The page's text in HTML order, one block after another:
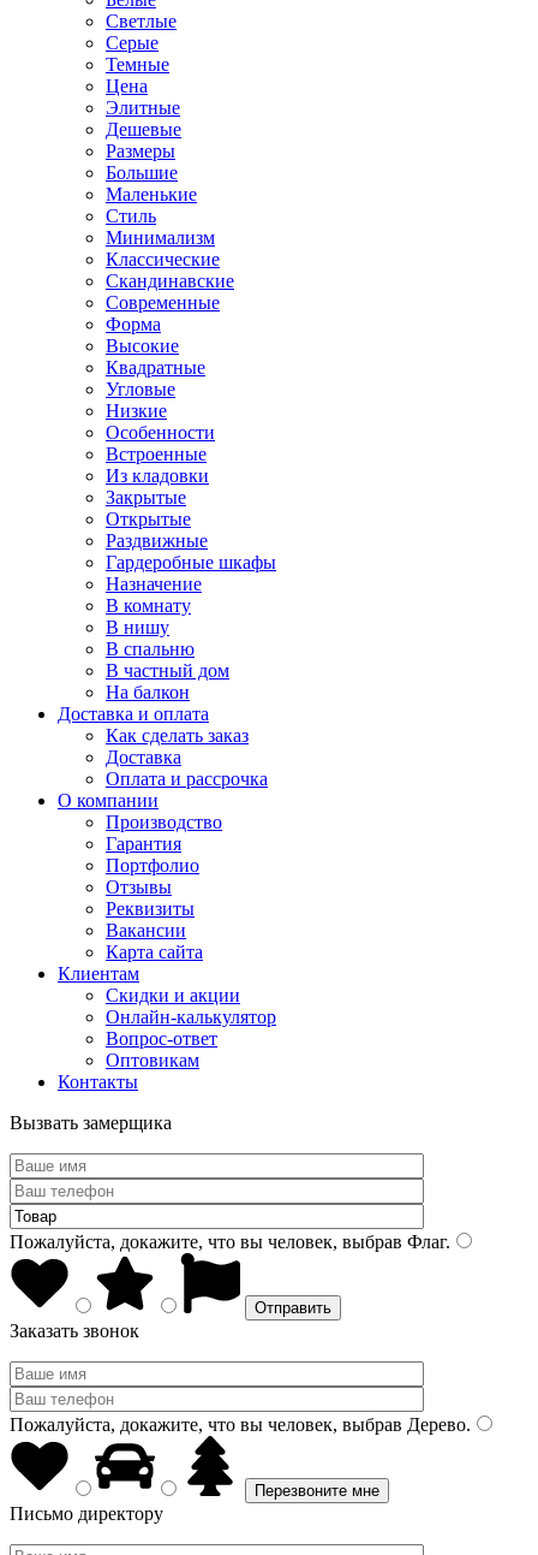
Светлые
Серые
Темные
Цена
Элитные
Дешевые
Размеры
Большие
Маленькие
Стиль
Минимализм
Классические
Скандинавские
Современные
Форма
Высокие
Квадратные
Угловые
Низкие
Особенности
Встроенные
Из кладовки
Закрытые
Открытые
Раздвижные
Гардеробные шкафы
Назначение
В комнату
В нишу
В спальню
В частный дом
На балкон
Доставка и оплата
Как сделать заказ
Доставка
Оплата и рассрочка
О компании
Производство
Гарантия
Портфолио
Отзывы
Реквизиты
Вакансии
Карта сайта
Клиентам
Скидки и акции
Онлайн-калькулятор
Вопрос-ответ
Оптовикам
Контакты
Вызвать замерщика
Пожалуйста, докажите, что вы человек, выбрав Флаг.
Заказать звонок
Пожалуйста, докажите, что вы человек, выбрав Дерево.
Письмо директору